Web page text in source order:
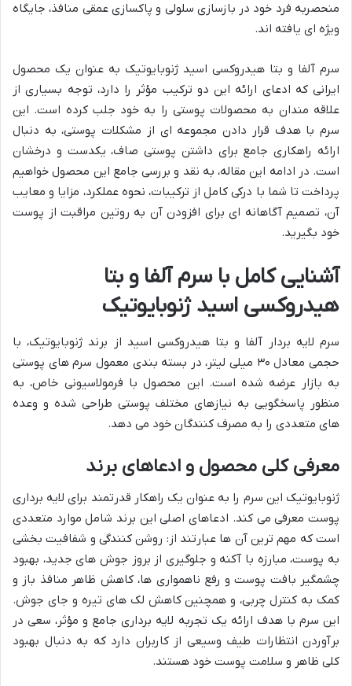
منحصربه فرد خود در بازسازی سلولی و پاکسازی عمقی منافذ، جایگاه
ویژه ای یافته اند.
سرم آلفا و بتا هیدروکسی اسید ژنوبایوتیک به عنوان یک محصول
ایرانی که ادعای ارائه این دو ترکیب مؤثر را دارد، توجه بسیاری از
علاقه مندان به محصولات پوستی را به خود جلب کرده است. این
سرم با هدف قرار دادن مجموعه ای از مشکلات پوستی، به دنبال
ارائه راهکاری جامع برای داشتن پوستی صاف، یکدست و درخشان
است. در ادامه این مقاله، به نقد و بررسی جامع این محصول خواهیم
پرداخت تا شما با درکی کامل از ترکیبات، نحوه عملکرد، مزایا و معایب
آن، تصمیم آگاهانه ای برای افزودن آن به روتین مراقبت از پوست
خود بگیرید.
آشنایی کامل با سرم آلفا و بتا
هیدروکسی اسید ژنوبایوتیک
سرم لایه بردار آلفا و بتا هیدروکسی اسید از برند ژنوبایوتیک، با
حجمی معادل ۳۰ میلی لیتر، در بسته بندی معمول سرم های پوستی
به بازار عرضه شده است. این محصول با فرمولاسیونی خاص، به
منظور پاسخگویی به نیازهای مختلف پوستی طراحی شده و وعده
های متعددی را به مصرف کنندگان خود می دهد.
معرفی کلی محصول و ادعاهای برند
ژنوبایوتیک این سرم را به عنوان یک راهکار قدرتمند برای لایه برداری
پوست معرفی می کند. ادعاهای اصلی این برند شامل موارد متعددی
است که مهم ترین آن ها عبارتند از: روشن کنندگی و شفافیت بخشی
به پوست، مبارزه با آکنه و جلوگیری از بروز جوش های جدید، بهبود
چشمگیر بافت پوست و رفع ناهمواری ها، کاهش ظاهر منافذ باز و
کمک به کنترل چربی، و همچنین کاهش لک های تیره و جای جوش.
این سرم با هدف ارائه یک تجربه لایه برداری جامع و مؤثر، سعی در
برآوردن انتظارات طیف وسیعی از کاربران دارد که به دنبال بهبود
کلی ظاهر و سلامت پوست خود هستند.